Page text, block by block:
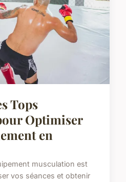
Tops
Optimiser
en
musculation est
vos séances et obtenir